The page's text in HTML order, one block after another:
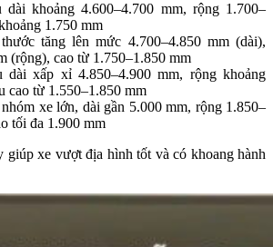
dài khoảng 4.600–4.700 mm, rộng 1.700–
1.750 mm
tăng lên mức 4.700–4.850 mm (dài),
(rộng), cao từ 1.750–1.850 mm
dài xấp xỉ 4.850–4.900 mm, rộng khoảng
cao từ 1.550–1.850 mm
xe lớn, dài gần 5.000 mm, rộng 1.850–
tối đa 1.900 mm
giúp xe vượt địa hình tốt và có khoang hành